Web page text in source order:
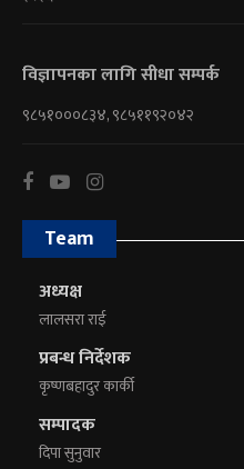
विज्ञापनका लागि सीधा सम्पर्क
९८५१०००८३४, ९८५११९२०४२
Team
अध्यक्ष
लालसरा राई
प्रबन्ध निर्देशक
कृष्णबहादुर कार्की
सम्पादक
दिपा सुनुवार